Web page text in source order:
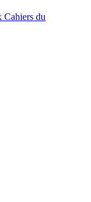
Cahiers du